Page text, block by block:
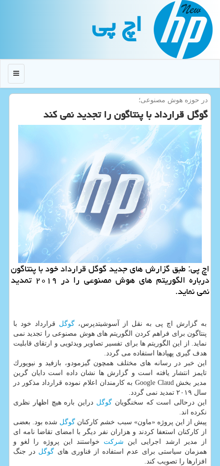
اچ پی
منو
در حوزه هوش مصنوعی؛
گوگل قرارداد با پنتاگون را تجدید نمی كند
اچ پی: طبق گزارش های جدید گوگل قرارداد خود با پنتاگون
درباره الگوریتم های هوش مصنوعی را در ۲۰۱۹ تمدید
نمی نماید.
به گزارش اچ پی به نقل از آسوشیتدپرس، گوگل قرارداد خود با
پنتاگون برای فراهم كردن الگوریتم های هوش مصنوعی را تجدید نمی
نماید. از این الگوریتم ها برای تفسیر تصاویر ویدئویی و ارتقای قابلیت
هدف گیری پهپادها استفاده می گردد.
این خبر در رسانه های مختلف همچون گیزمودو، بازفید و نیویورك
تایمز انتشار یافته است و گزارش ها نشان داده است دایان گرین
مدیر بخش Google Claud به كارمندان اعلام نموده قرارداد مذكور در
سال ۲۰۱۹ تمدید نمی گردد.
این درحالی است كه سخنگویان گوگل دراین باره هیچ اظهار نظری
نكرده اند.
پیش از این پروژه «ماون» سبب خشم كاركنان گوگل شده بود. بعضی
از كاركنان استعفا كردند و هزاران نفر دیگر با امضای تقاضا نامه ای
از مدیر ارشد اجرایی این شركت خواستند این پروژه را لغو و
همزمان سیاستی برای عدم استفاده از فناوری های گوگل در جنگ
افزارها را تصویب كند.